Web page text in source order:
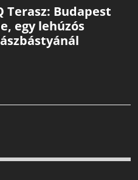
Terasz: Budapest
egy lehúzós